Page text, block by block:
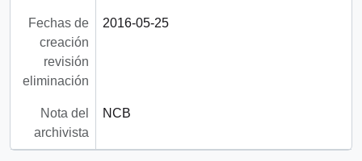
Fechas de
creación
revisión
eliminación
2016-05-25
Nota del
archivista
NCB